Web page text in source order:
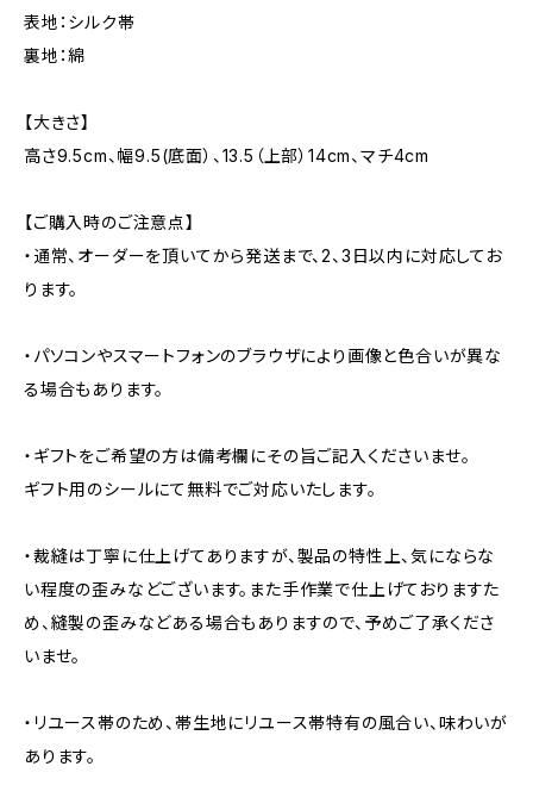
表地：シルク帯
裏地：綿
【大きさ】
高さ9.5cm、幅9.5(底面）、13.5（上部）14cm、マチ4cm
【ご購入時のご注意点】
・通常、オーダーを頂いてから発送まで、2、3日以内に対応してお
ります。
・パソコンやスマートフォンのブラウザにより画像と色合いが異な
る場合もあります。
・ギフトをご希望の方は備考欄にその旨ご記入くださいませ。
ギフト用のシールにて無料でご対応いたします。
・裁縫は丁寧に仕上げてありますが、製品の特性上、気にならな
い程度の歪みなどございます。また手作業で仕上げておりますた
め、縫製の歪みなどある場合もありますので、予めご了承くださ
いませ。
・リユース帯のため、帯生地にリユース帯特有の風合い、味わいが
あります。